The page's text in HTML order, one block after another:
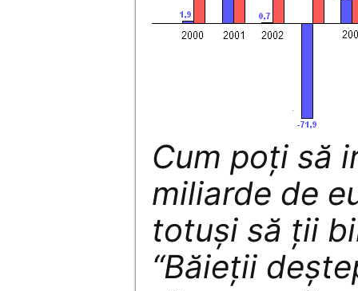
Cum poţi să
miliarde de
totuşi să ţii
“Băieţii